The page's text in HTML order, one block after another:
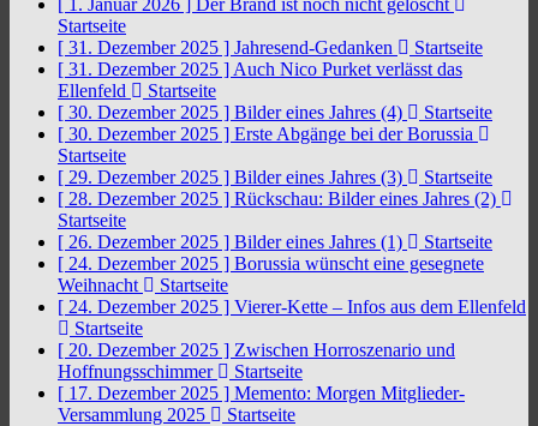
[ 1. Januar 2026 ] Der Brand ist noch nicht gelöscht
Startseite
[ 31. Dezember 2025 ] Jahresend-Gedanken
Startseite
[ 31. Dezember 2025 ] Auch Nico Purket verlässt das
Ellenfeld
Startseite
[ 30. Dezember 2025 ] Bilder eines Jahres (4)
Startseite
[ 30. Dezember 2025 ] Erste Abgänge bei der Borussia
Startseite
[ 29. Dezember 2025 ] Bilder eines Jahres (3)
Startseite
[ 28. Dezember 2025 ] Rückschau: Bilder eines Jahres (2)
Startseite
[ 26. Dezember 2025 ] Bilder eines Jahres (1)
Startseite
[ 24. Dezember 2025 ] Borussia wünscht eine gesegnete
Weihnacht
Startseite
[ 24. Dezember 2025 ] Vierer-Kette – Infos aus dem Ellenfeld
Startseite
[ 20. Dezember 2025 ] Zwischen Horroszenario und
Hoffnungsschimmer
Startseite
[ 17. Dezember 2025 ] Memento: Morgen Mitglieder-
Versammlung 2025
Startseite